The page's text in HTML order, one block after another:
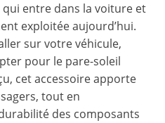
entre dans la voiture et
exploitée aujourd’hui.
sur votre véhicule,
pour le pare-soleil
cet accessoire apporte
tout en
des composants